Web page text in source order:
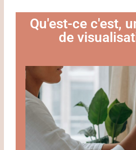
Qu'est-ce c'est,
de